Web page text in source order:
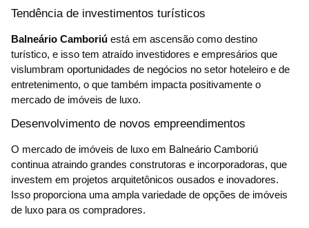
Tendência de investimentos turísticos
Balneário Camboriú está em ascensão como destino
turístico, e isso tem atraído investidores e empresários que
vislumbram oportunidades de negócios no setor hoteleiro e de
entretenimento, o que também impacta positivamente o
mercado de imóveis de luxo.
Desenvolvimento de novos empreendimentos
O mercado de imóveis de luxo em Balneário Camboriú
continua atraindo grandes construtoras e incorporadoras, que
investem em projetos arquitetônicos ousados e inovadores.
Isso proporciona uma ampla variedade de opções de imóveis
de luxo para os compradores.